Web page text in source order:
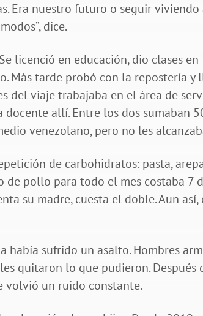
Era nuestro futuro o seguir
dice.
licenció en educación, dio clases
Más tarde probó con la repostería
del viaje trabajaba en el área de
docente allí. Entre los dos sumaban
venezolano, pero no les
de carbohidratos: pasta,
de pollo para todo el mes costaba 7
su madre, cuesta el doble. Aun
había sufrido un asalto. Hombres
quitaron lo que pudieron. Después
volvió un ruido constante.